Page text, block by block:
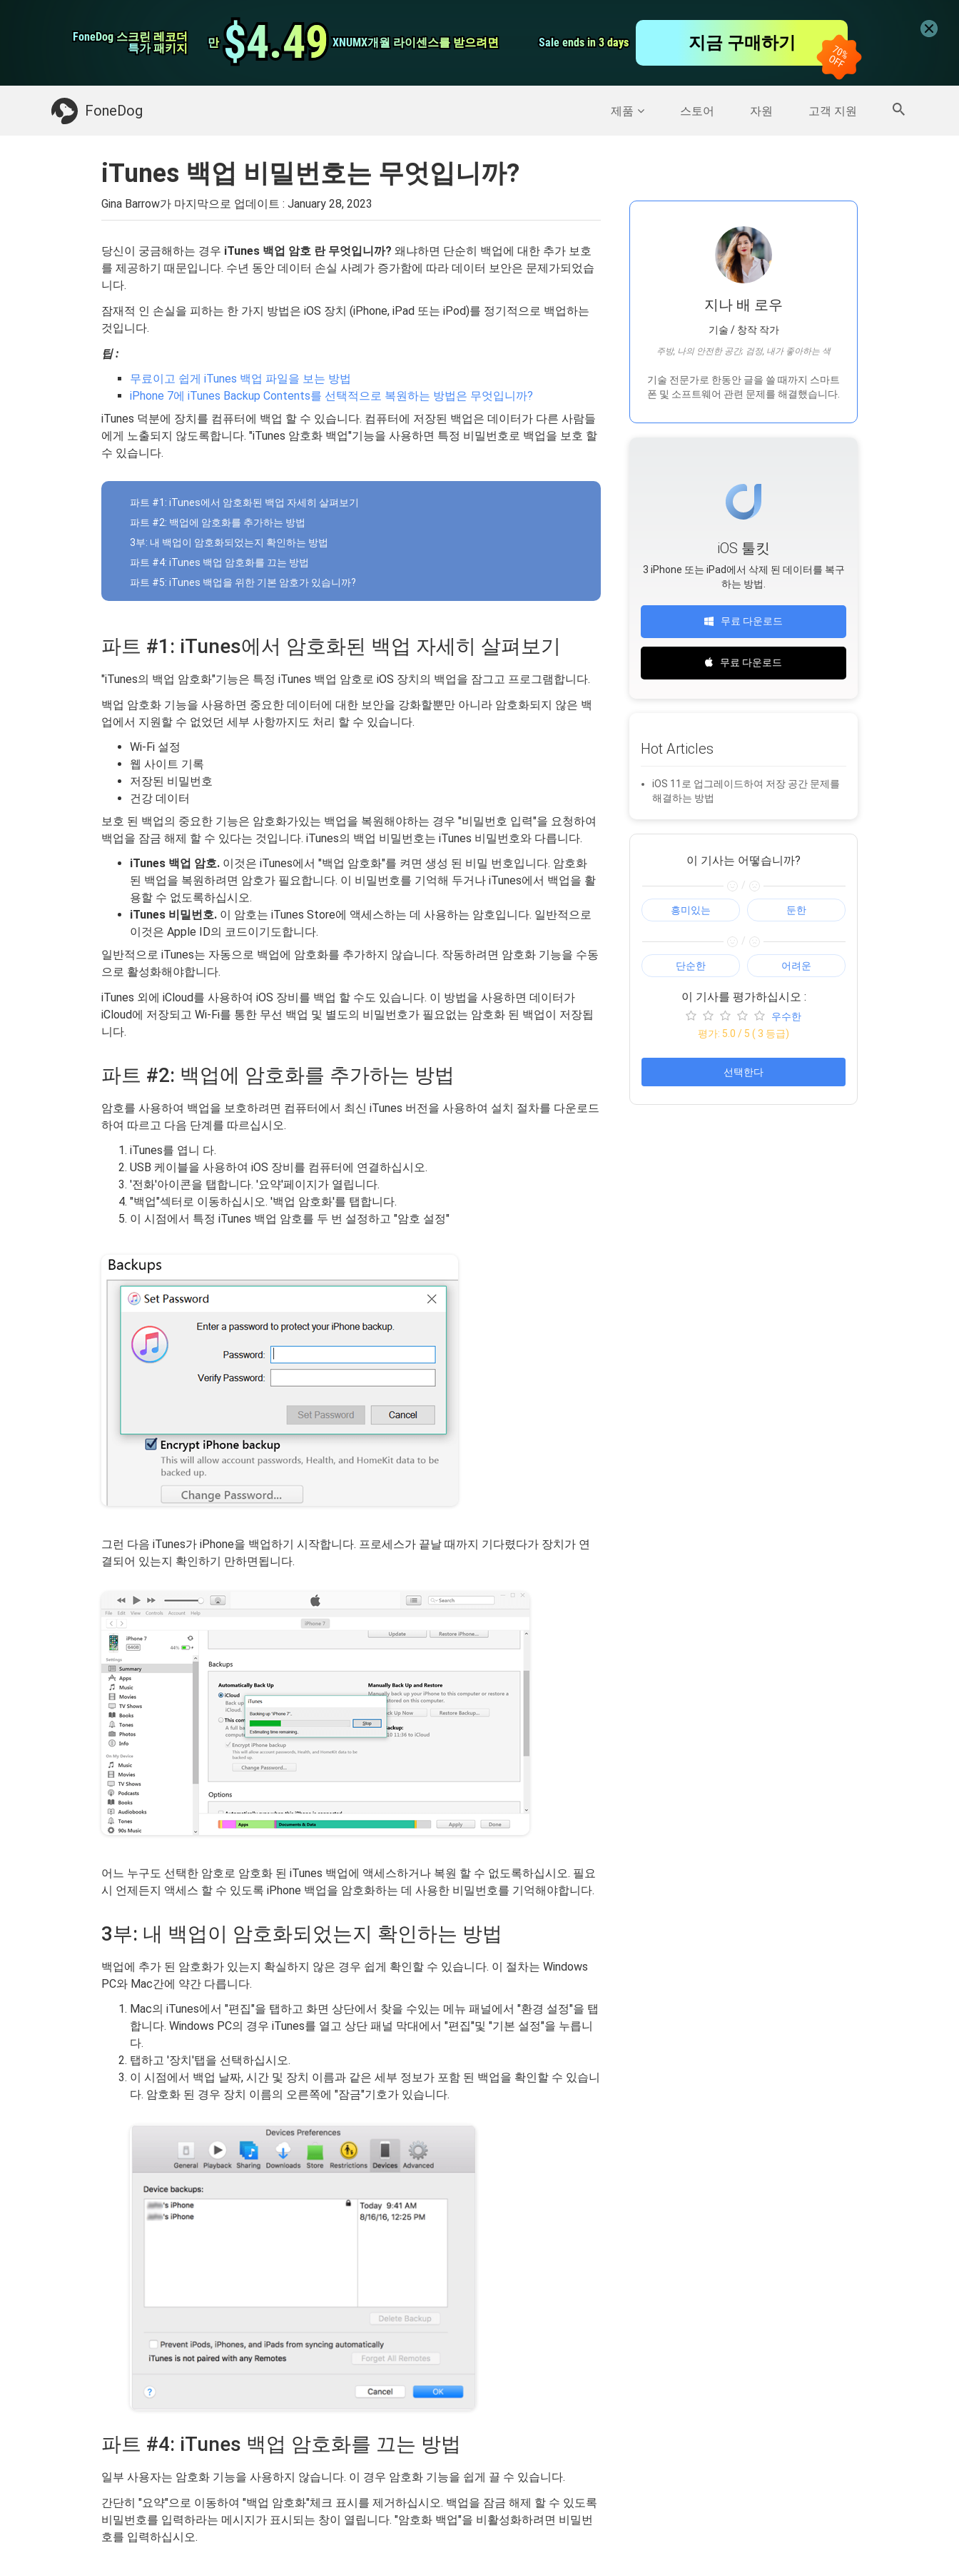
FoneDog 스크린 레코더
FoneDog 스크린 레코더
특가 패키지
특가 패키지 만
만 $4.49
$4.49 XNUMX개월 라이센스를 받으려면
XNUMX개월 라이센스를 받으려면 Sale ends in 3 days
Sale ends in 3 days 지금 구매하기
FoneDog 제품 스토어 자원 고객 지원
iPhone 클리너 스크린 레코더
필요한 것 : Mac 정리 더 많은 제품
iTunes 백업 비밀번호는 무엇입니까?
Gina Barrow가 마지막으로 업데이트 : January 28, 2023
당신이 궁금해하는 경우 iTunes 백업 암호 란 무엇입니까? 왜냐하면 단순히 백업에 대한 추가 보호
를 제공하기 때문입니다. 수년 동안 데이터 손실 사례가 증가함에 따라 데이터 보안은 문제가되었습
니다.
잠재적 인 손실을 피하는 한 가지 방법은 iOS 장치 (iPhone, iPad 또는 iPod)를 정기적으로 백업하는
것입니다.
팁 :
무료이고 쉽게 iTunes 백업 파일을 보는 방법
iPhone 7에 iTunes Backup Contents를 선택적으로 복원하는 방법은 무엇입니까?
iTunes 덕분에 장치를 컴퓨터에 백업 할 수 있습니다. 컴퓨터에 저장된 백업은 데이터가 다른 사람들
에게 노출되지 않도록합니다. "iTunes 암호화 백업"기능을 사용하면 특정 비밀번호로 백업을 보호 할
수 있습니다.
파트 #1: iTunes에서 암호화된 백업 자세히 살펴보기
파트 #2: 백업에 암호화를 추가하는 방법
3부: 내 백업이 암호화되었는지 확인하는 방법
파트 #4: iTunes 백업 암호화를 끄는 방법
파트 #5: iTunes 백업을 위한 기본 암호가 있습니까?
파트 #1: iTunes에서 암호화된 백업 자세히 살펴보기
"iTunes의 백업 암호화"기능은 특정 iTunes 백업 암호로 iOS 장치의 백업을 잠그고 프로그램합니다.
백업 암호화 기능을 사용하면 중요한 데이터에 대한 보안을 강화할뿐만 아니라 암호화되지 않은 백
업에서 지원할 수 없었던 세부 사항까지도 처리 할 수 ​​있습니다.
Wi-Fi 설정
웹 사이트 기록
저장된 비밀번호
건강 데이터
보호 된 백업의 중요한 기능은 암호화가있는 백업을 복원해야하는 경우 "비밀번호 입력"을 요청하여
백업을 잠금 해제 할 수 있다는 것입니다. iTunes의 백업 비밀번호는 iTunes 비밀번호와 다릅니다.
iTunes 백업 암호. 이것은 iTunes에서 "백업 암호화"를 켜면 생성 된 비밀 번호입니다. 암호화
된 백업을 복원하려면 암호가 필요합니다. 이 비밀번호를 기억해 두거나 iTunes에서 백업을 활
용할 수 없도록하십시오.
iTunes 비밀번호. 이 암호는 iTunes Store에 액세스하는 데 사용하는 암호입니다. 일반적으로
이것은 Apple ID의 코드이기도합니다.
일반적으로 iTunes는 자동으로 백업에 암호화를 추가하지 않습니다. 작동하려면 암호화 기능을 수동
으로 활성화해야합니다.
iTunes 외에 iCloud를 사용하여 iOS 장비를 백업 할 수도 있습니다. 이 방법을 사용하면 데이터가
iCloud에 저장되고 Wi-Fi를 통한 무선 백업 및 별도의 비밀번호가 필요없는 암호화 된 백업이 저장됩
니다.
파트 #2: 백업에 암호화를 추가하는 방법
암호를 사용하여 백업을 보호하려면 컴퓨터에서 최신 iTunes 버전을 사용하여 설치 절차를 다운로드
하여 따르고 다음 단계를 따르십시오.
iTunes를 엽니 다.
USB 케이블을 사용하여 iOS 장비를 컴퓨터에 연결하십시오.
'전화'아이콘을 탭합니다. '요약'페이지가 열립니다.
"백업"섹터로 이동하십시오. '백업 암호화'를 탭합니다.
이 시점에서 특정 iTunes 백업 암호를 두 번 설정하고 "암호 설정"
그런 다음 iTunes가 iPhone을 백업하기 시작합니다. 프로세스가 끝날 때까지 기다렸다가 장치가 연
결되어 있는지 확인하기 만하면됩니다.
어느 누구도 선택한 암호로 암호화 된 iTunes 백업에 액세스하거나 복원 할 수 없도록하십시오. 필요
시 언제든지 액세스 할 수 있도록 iPhone 백업을 암호화하는 데 사용한 비밀번호를 기억해야합니다.
3부: 내 백업이 암호화되었는지 확인하는 방법
백업에 추가 된 암호화가 있는지 확실하지 않은 경우 쉽게 확인할 수 있습니다. 이 절차는 Windows
PC와 Mac간에 약간 다릅니다.
Mac의 iTunes에서 "편집"을 탭하고 화면 상단에서 찾을 수있는 메뉴 패널에서 "환경 설정"을 탭
합니다. Windows PC의 경우 iTunes를 열고 상단 패널 막대에서 "편집"및 "기본 설정"을 누릅니
다.
탭하고 '장치'탭을 선택하십시오.
이 시점에서 백업 날짜, 시간 및 장치 이름과 같은 세부 정보가 포함 된 백업을 확인할 수 있습니
다. 암호화 된 경우 장치 이름의 오른쪽에 "잠금"기호가 있습니다.
파트 #4: iTunes 백업 암호화를 끄는 방법
일부 사용자는 암호화 기능을 사용하지 않습니다. 이 경우 암호화 기능을 쉽게 끌 수 있습니다.
간단히 "요약"으로 이동하여 "백업 암호화"체크 표시를 제거하십시오. 백업을 잠금 해제 할 수 있도록
비밀번호를 입력하라는 메시지가 표시되는 창이 열립니다. "암호화 백업"을 비활성화하려면 비밀번
호를 입력하십시오.
지나 배 로우
기술 / 창작 작가
주방, 나의 안전한 공간; 검정, 내가 좋아하는 색
기술 전문가로 한동안 글을 쓸 때까지 스마트
폰 및 소프트웨어 관련 문제를 해결했습니다.
iOS 툴킷
3 iPhone 또는 iPad에서 삭제 된 데이터를 복구
하는 방법.
무료 다운로드
무료 다운로드
Hot Articles
iOS 11로 업그레이드하여 저장 공간 문제를
해결하는 방법
이 기사는 어떻습니까?
/
흥미있는 둔한
/
단순한 어려운
이 기사를 평가하십시오 :
우수한
평가: 5.0 / 5 ( 3 등급)
선택한다